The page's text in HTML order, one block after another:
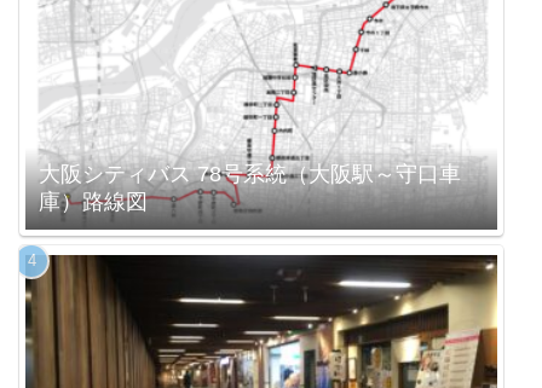
大阪シティバス 78号系統（大阪駅～守口車
庫）路線図